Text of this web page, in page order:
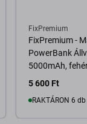
FixPremium
FixPremium -
PowerBank
5000mAh,
5 600 Ft
RAKTÁRON 6 db